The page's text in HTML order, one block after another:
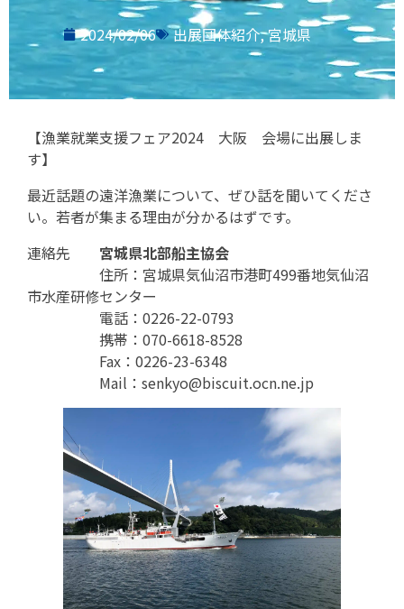
2024/02/06 出展団体紹介,宮城県
【漁業就業支援フェア2024 大阪 会場に出展しま
す】
最近話題の遠洋漁業について、ぜひ話を聞いてくださ
い。若者が集まる理由が分かるはずです。
連絡先 宮城県北部船主協会
住所：宮城県気仙沼市港町499番地気仙沼
市水産研修センター
電話：0226-22-0793
携帯：070-6618-8528
Fax：0226-23-6348
Mail：senkyo@biscuit.ocn.ne.jp